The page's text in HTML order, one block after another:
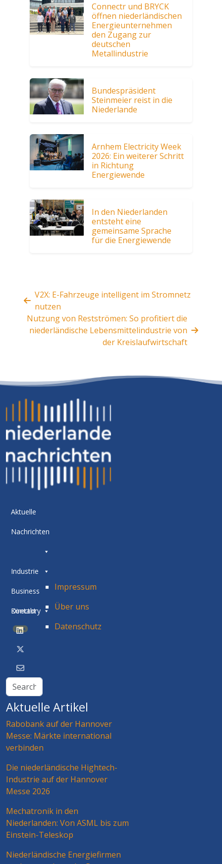
Connectr und BRYCK
öffnen niederländischen
Energieunternehmen
den Zugang zur
deutschen
Metallindustrie
Bundespräsident
Steinmeier reist in die
Niederlande
Arnhem Electricity Week
2026: Ein weiterer Schritt
in Richtung
Energiewende
In den Niederlanden
entsteht eine
gemeinsame Sprache
für die Energiewende
V2X: E-Fahrzeuge intelligent im Stromnetz
nutzen
Nutzung von Restströmen: So profitiert die
niederländische Lebensmittelindustrie von
der Kreislaufwirtschaft
Aktuelle
Nachrichten
Industrie
Business
Directory
BETA
Kontakt
Impressum
Über uns
Datenschutz
Aktuelle Artikel
Rabobank auf der Hannover
Messe: Märkte international
verbinden
Die niederländische Hightech-
Industrie auf der Hannover
Messe 2026
Mechatronik in den
Niederlanden: Von ASML bis zum
Einstein-Teleskop
Niederländische Energiefirmen